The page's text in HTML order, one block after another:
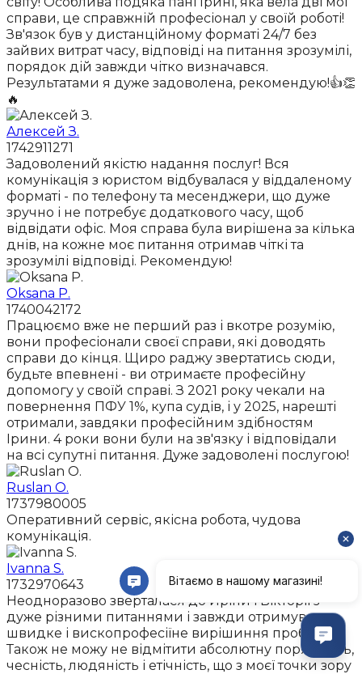
справи, це справжній професіонал у своїй роботі!
Зв'язок був у дистанційному форматі 24/7 без
зайвих витрат часу, відповіді на питання зрозумілі,
порядок дій завжди чітко визначався.
Результатами я дуже задоволена, рекомендую!👍👏
🔥
Алексей З.
1742911271
Задоволений якістю надання послуг! Вся
комунікація з юристом відбувалася у віддаленому
форматі - по телефону та месенджери, що дуже
зручно і не потребує додаткового часу, щоб
відвідати офіс. Моя справа була вирішена за кілька
днів, на кожне моє питання отримав чіткі та
зрозумілі відповіді. Рекомендую!
Oksana P.
1740042172
Працюємо вже не перший раз і вкотре розумію,
вони професіонали своєї справи, які доводять
справи до кінця. Щиро раджу звертатись сюди,
будьте впевнені - ви отримаєте професійну
допомогу у своїй справі. З 2021 року чекали на
повернення ПФУ 1%, купа судів, і у 2025, нарешті
отримали, завдяки професійним здібностям
Ірини. 4 роки вони були на зв'язку і відповідали
на всі супутні питання. Дуже задоволені послугою!
Ruslan O.
1737980005
Оперативний сервіс, якісна робота, чудова
комунікація.
Ivanna S.
1732970643
Неодноразово зверталася до Иріни і Вікторії з
дуже різними питаннями і завжди отримувала
швидке і вископрофесіїне вирішиння проблем.
Також не можу не відмітити абсолютну порядність,
чесність, людяність і етічність, що з моєї точки зору